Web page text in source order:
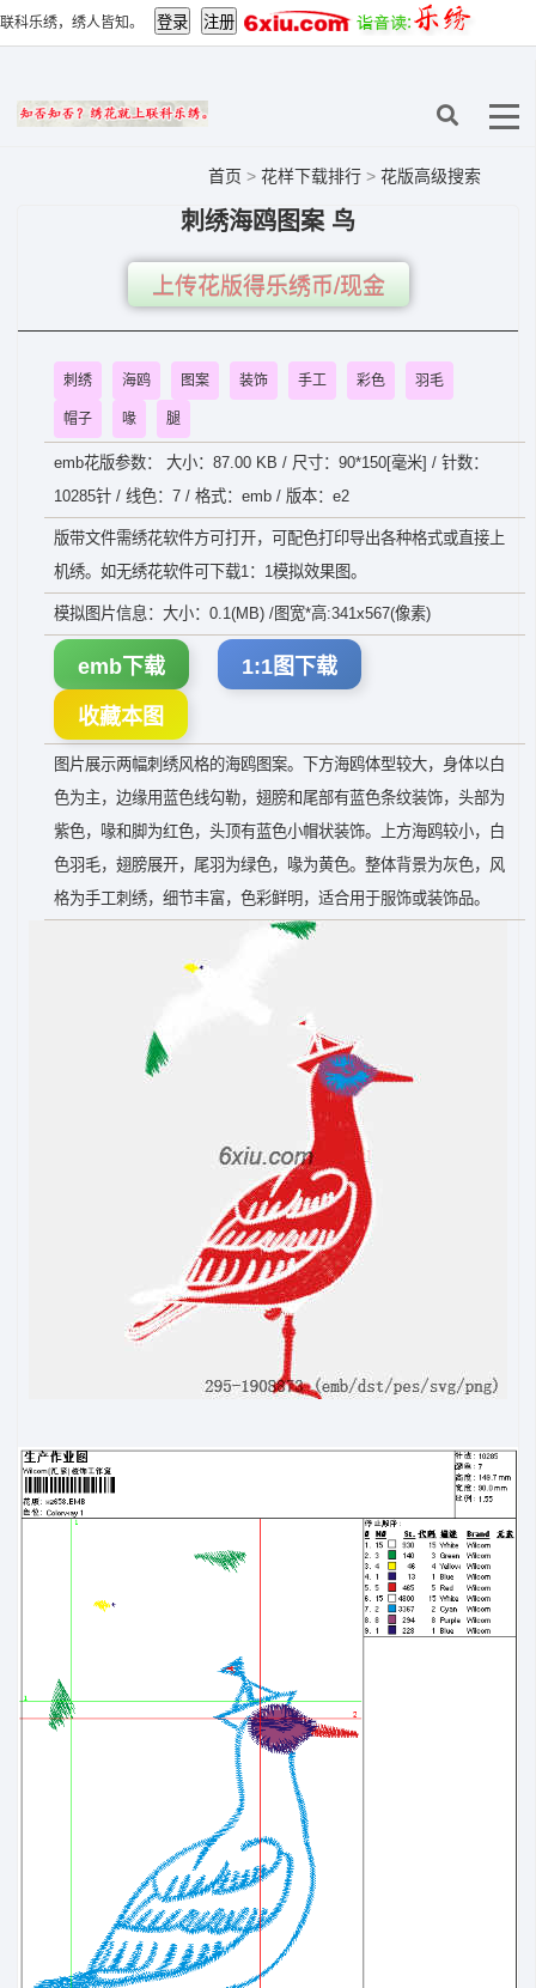
联科乐绣，绣人皆知。
首页 > 花样下载排行 > 花版高级搜索
刺绣海鸥图案 鸟
上传花版得乐绣币/现金
刺绣 海鸥 图案 装饰 手工 彩色 羽毛
帽子 喙 腿
emb花版参数： 大小：87.00 KB / 尺寸：90*150[毫米] / 针数：
10285针 / 线色：7 / 格式：emb / 版本：e2
版带文件需绣花软件方可打开，可配色打印导出各种格式或直接上
机绣。如无绣花软件可下载1：1模拟效果图。
模拟图片信息：大小：0.1(MB) /图宽*高:341x567(像素)
emb下载 1:1图下载
收藏本图
图片展示两幅刺绣风格的海鸥图案。下方海鸥体型较大，身体以白
色为主，边缘用蓝色线勾勒，翅膀和尾部有蓝色条纹装饰，头部为
紫色，喙和脚为红色，头顶有蓝色小帽状装饰。上方海鸥较小，白
色羽毛，翅膀展开，尾羽为绿色，喙为黄色。整体背景为灰色，风
格为手工刺绣，细节丰富，色彩鲜明，适合用于服饰或装饰品。